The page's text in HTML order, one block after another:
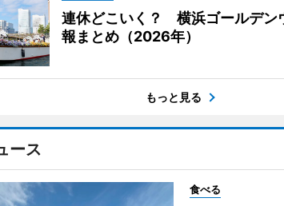
連休どこいく？ 横浜ゴールデン
報まとめ（2026年）
もっと見る
ース
食べる